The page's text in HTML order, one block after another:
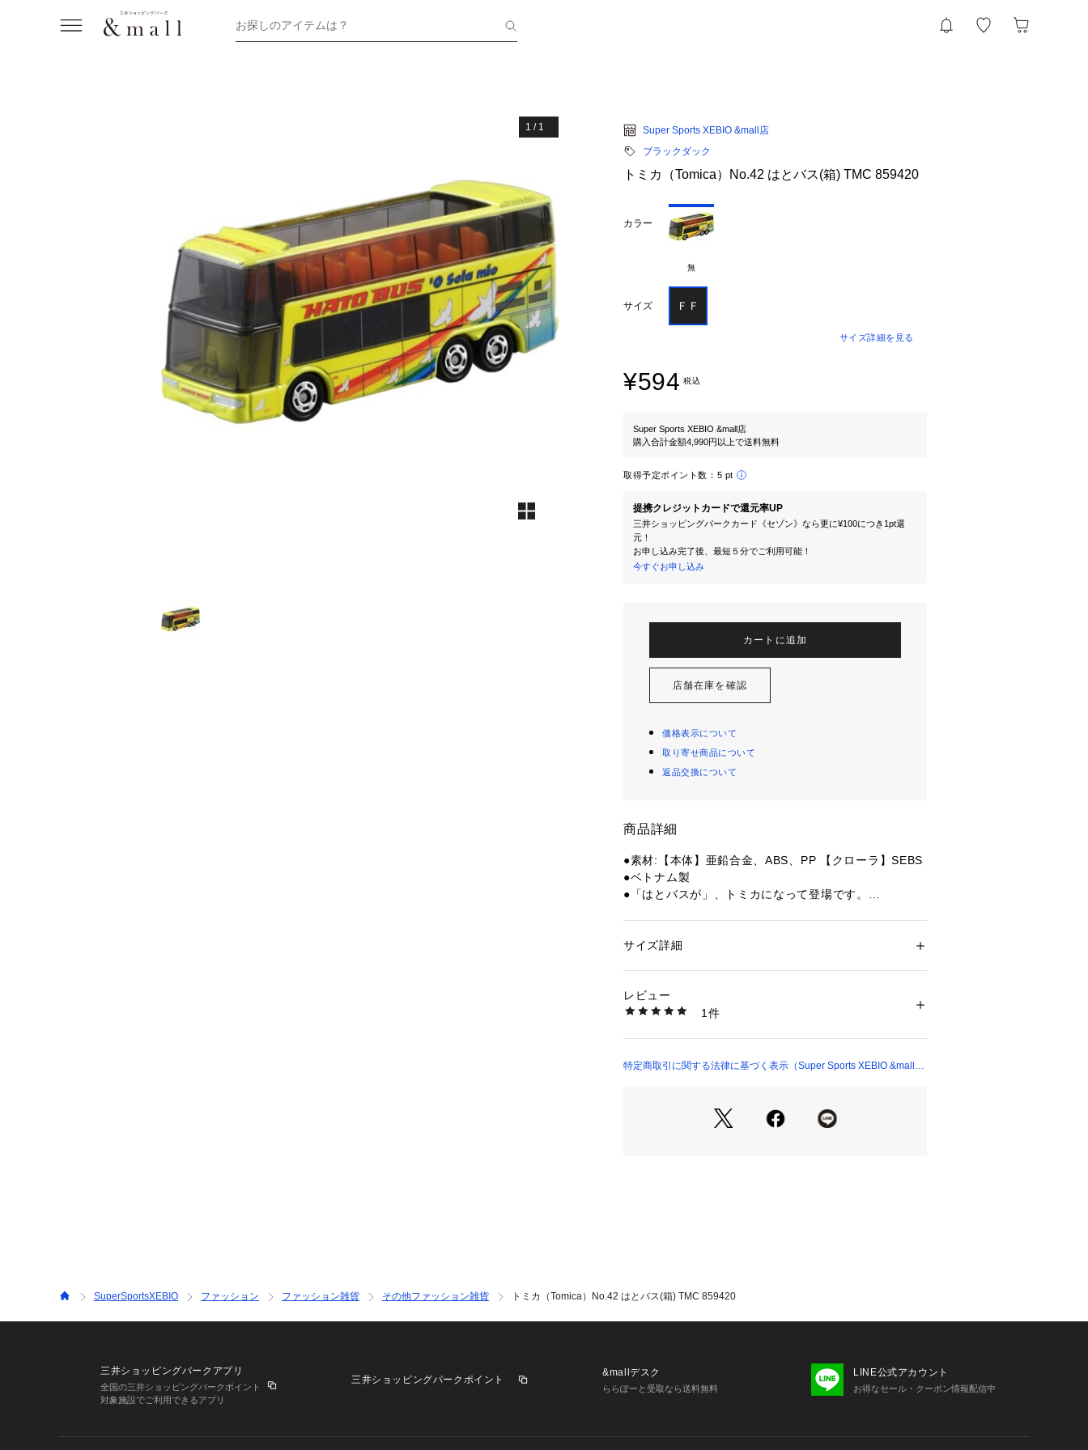
お探しのアイテムは？
1 / 1
Super Sports XEBIO &mall店
ブラックダック
トミカ（Tomica）No.42 はとバス(箱) TMC 859420
カラー
無
サイズ ＦＦ
サイズ詳細を見る
¥594 税込
Super Sports XEBIO &mall店
購入合計金額4,990円以上で送料無料
取得予定ポイント数： 5 pt
提携クレジットカードで還元率UP
三井ショッピングパークカード《セゾン》なら更に¥100につき1pt還
元！
お申し込み完了後、最短５分でご利用可能！
今すぐお申し込み
カートに追加
店舗在庫を確認
価格表示について
取り寄せ商品について
返品交換について
商品詳細
●素材:【本体】亜鉛合金、ABS、PP 【クローラ】SEBS
●ベトナム製
●「はとバスが」、トミカになって登場です。
【商品の購入にあたっての注意事項】
※ブラウザやお使いのモニター環境により、掲載画像と
実際の商品の色味が若干異なる場合があります。
了承ください。トミカ Tomica スーパースポーツゼビオ
性別：キッズ・ベビー
商品番号：1540000450101
サイズ詳細
レビュー
1件
特定商取引に関する法律に基づく表示（Super Sports XEBIO &mall
SuperSportsXEBIO ファッション ファッション雑貨 その他ファッション雑貨 トミカ（Tomica）No.42 はとバス(箱) TMC 859420
三井ショッピングパークアプリ
全国の三井ショッピングパークポイント
対象施設でご利用できるアプリ
三井ショッピングパークポイント
&mallデスク
ららぽーと受取なら送料無料
LINE公式アカウント
お得なセール・クーポン情報配信中